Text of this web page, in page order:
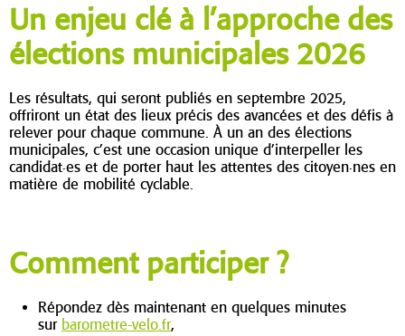
Un enjeu clé à l’approche des
élections municipales 2026
Les résultats, qui seront publiés en septembre 2025,
offriront un état des lieux précis des avancées et des défis à
relever pour chaque commune. À un an des élections
municipales, c’est une occasion unique d’interpeller les
candidat·es et de porter haut les attentes des citoyen·nes en
matière de mobilité cyclable.
Comment participer ?
Répondez dès maintenant en quelques minutes
sur barometre-velo.fr,